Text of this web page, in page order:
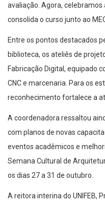
avaliação. Agora,
consolida o curso junto ao
Entre os pontos destacados
biblioteca, os ateliês de
Fabricação Digital, equipado
CNC e marcenaria. Para os
reconhecimento fortalece a
A coordenadora ressaltou
com planos de novas
eventos acadêmicos e
Semana Cultural de
os dias 27 a 31 de outubro.
A reitora interina do UNIFEB,